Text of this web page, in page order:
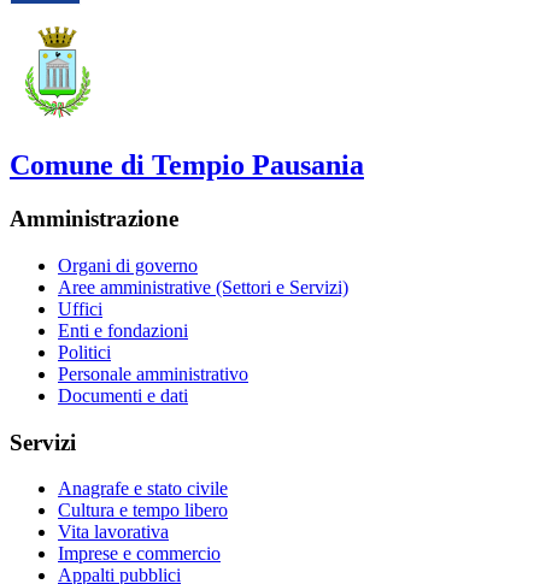
Comune di Tempio Pausania
Amministrazione
Organi di governo
Aree amministrative (Settori e Servizi)
Uffici
Enti e fondazioni
Politici
Personale amministrativo
Documenti e dati
Servizi
Anagrafe e stato civile
Cultura e tempo libero
Vita lavorativa
Imprese e commercio
Appalti pubblici